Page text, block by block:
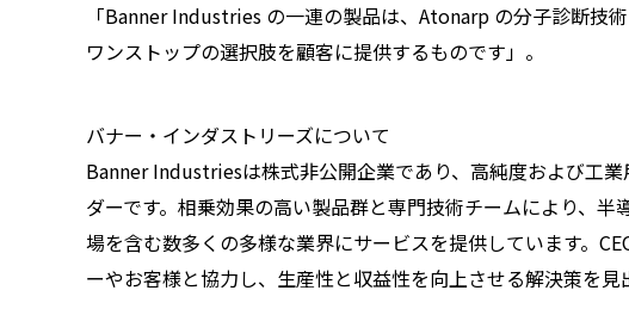
「Banner Industries の一連の製品は、Atonarp の分子診断技
ワンストップの選択肢を顧客に提供するものです」。
バナー・インダストリーズについて
Banner Industriesは株式非公開企業であり、高純度および工
ダーです。相乗効果の高い製品群と専門技術チームにより、
場を含む数多くの多様な業界にサービスを提供しています。
ーやお客様と協力し、生産性と収益性を向上させる解決策を見